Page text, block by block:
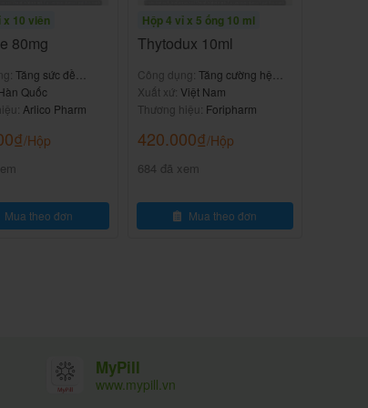
x 10 viên
80mg
Tăng sức đề
Quốc
Arlico Pharm
₫/Hộp
Mua theo đơn
Hộp 4 vỉ x 5 ống 10 ml
Thytodux 10ml
Công dụng: Tăng cường hệ
miễn dịch
Xuất xứ: Việt Nam
Thương hiệu: Foripharm
420.000₫/Hộp
684 đã xem
Mua theo đơn
MyPill
www.mypill.vn